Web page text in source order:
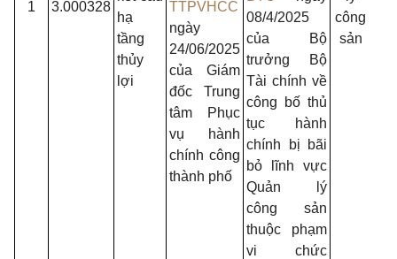
1 3.000328
hạ
tầng
thủy
lợi
TTPVHCC
ngày
24/06/2025
của Giám
đốc Trung
tâm Phục
vụ hành
chính công
thành phố
08/4/2025
của Bộ
trưởng Bộ
Tài chính về
công bố thủ
tục hành
chính bị bãi
bỏ lĩnh vực
Quản lý
công sản
thuộc phạm
vi chức
công
sản